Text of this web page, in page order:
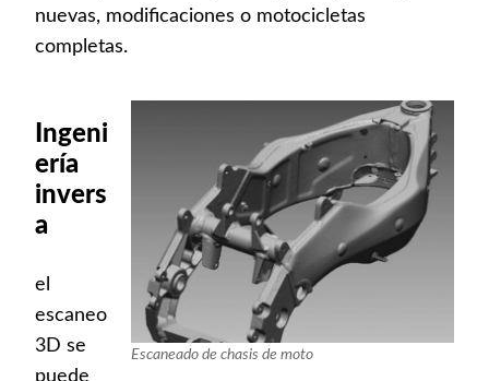
nuevas, modificaciones o motocicletas
completas.
Escaneado de chasis de moto
Ingeni
ería
invers
a
el
escaneo
3D se
puede